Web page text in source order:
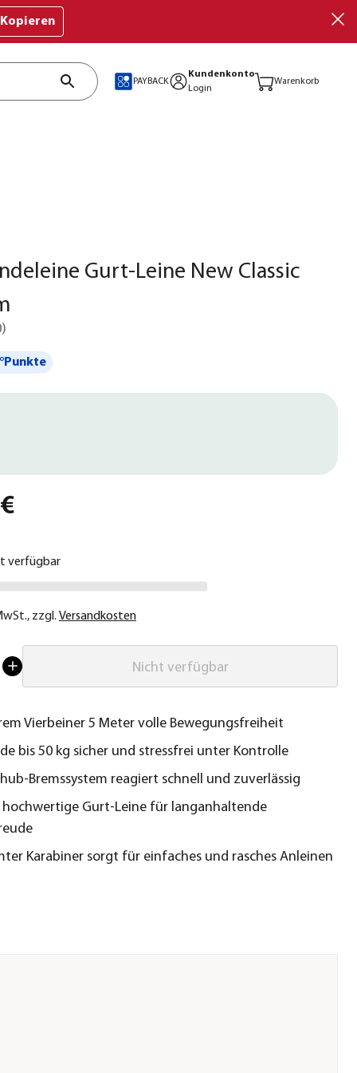
Kopieren
PAYBACK
Kundenkonto
Login
Warenkorb
Gurt-Leine New Classic
)
verfügbar
, zzgl. Versandkosten
Nicht verfügbar
Vierbeiner 5 Meter volle Bewegungsfreiheit
bis 50 kg sicher und stressfrei unter Kontrolle
Bremssystem reagiert schnell und zuverlässig
hochwertige Gurt-Leine für langanhaltende
Karabiner sorgt für einfaches und rasches Anleinen